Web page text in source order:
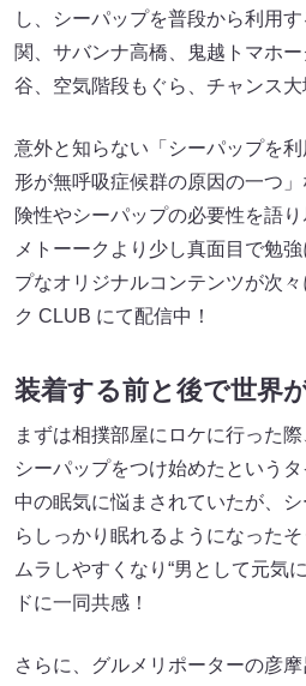
し、シーパップを普段から利用
関、サバンナ高橋、鬼越トマホ
谷、空気階段もぐら、チャンス大
意外と知らない「シーパップを
形が無呼吸症候群の原因の一つ
険性やシーパップの必要性を語
メトーークより少し真面目で勉
プなオリジナルコンテンツが次
ク CLUB にて配信中！
装着する前と後で世界
まずは相撲部屋にロケに行った
シーパップをつけ始めたという
中の眠気に悩まされていたが、
らしっかり眠れるようになった
ムラしやすくなり“男として元気
ドに一同共感！
さらに、グルメリポーターの彦